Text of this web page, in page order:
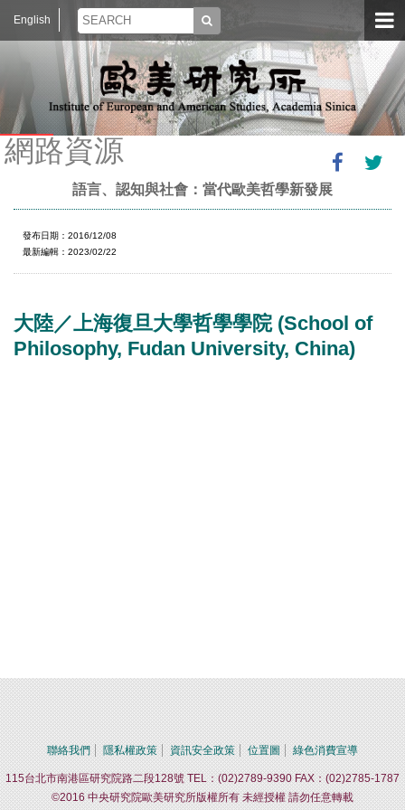
English
網路資源
語言、認知與社會：當代歐美哲學新發展
發布日期：2016/12/08
最新編輯：2023/02/22
大陸／上海復旦大學哲學學院 (School of
Philosophy, Fudan University, China)
聯絡我們 隱私權政策 資訊安全政策 位置圖 綠色消費宣導
115台北市南港區研究院路二段128號 TEL：(02)2789-9390 FAX：(02)2785-1787
©2016 中央研究院歐美研究所版權所有 未經授權 請勿任意轉載